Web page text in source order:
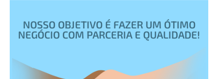
NOSSO OBJETIVO É FAZER UM ÓTIMO
NEGÓCIO COM PARCERIA E QUALIDADE!